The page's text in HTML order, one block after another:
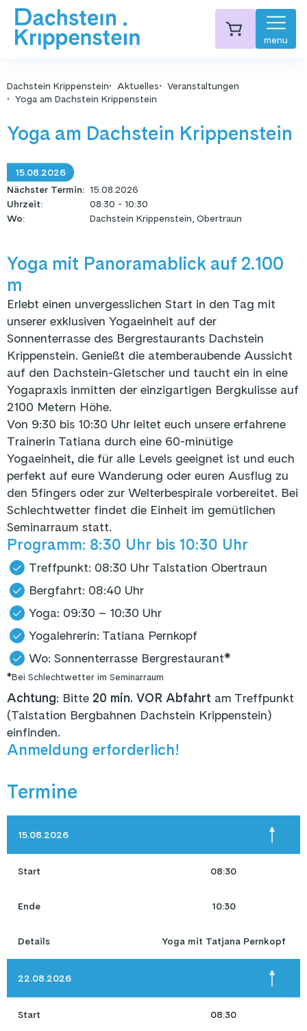
menu
Dachstein Krippenstein Aktuelles
Veranstaltungen
Yoga am Dachstein Krippenstein
Yoga am Dachstein Krippenstein
15.08.2026
Nächster Termin: 15.08.2026
Uhrzeit:
08:30 - 10:30
Wo: Dachstein Krippenstein, Obertraun
Yoga mit Panoramablick auf 2.100
m
Erlebt einen unvergesslichen Start in den Tag mit
unserer exklusiven Yogaeinheit auf der
Sonnenterrasse des Bergrestaurants Dachstein
Krippenstein. Genießt die atemberaubende Aussicht
auf den Dachstein-Gletscher und taucht ein in eine
Yogapraxis inmitten der einzigartigen Bergkulisse auf
2100 Metern Höhe.
Von 9:30 bis 10:30 Uhr leitet euch unsere erfahrene
Trainerin Tatiana durch eine 60-minütige
Yogaeinheit, die für alle Levels geeignet ist und euch
perfekt auf eure Wanderung oder euren Ausflug zu
den 5fingers oder zur Welterbespirale vorbereitet. Bei
Schlechtwetter findet die Einheit im gemütlichen
Seminarraum statt.
Programm: 8:30 Uhr bis 10:30 Uhr
Treffpunkt: 08:30 Uhr Talstation Obertraun
Bergfahrt: 08:40 Uhr
Yoga: 09:30 – 10:30 Uhr
Yogalehrerin: Tatiana Pernkopf
Wo: Sonnenterrasse Bergrestaurant*
*Bei Schlechtwetter im Seminarraum
Achtung: Bitte 20 min. VOR Abfahrt am Treffpunkt
(Talstation Bergbahnen Dachstein Krippenstein)
einfinden.
Anmeldung erforderlich!
Termine
15.08.2026
Start 08:30
Ende 10:30
Details Yoga mit Tatjana Pernkopf
22.08.2026
Start 08:30